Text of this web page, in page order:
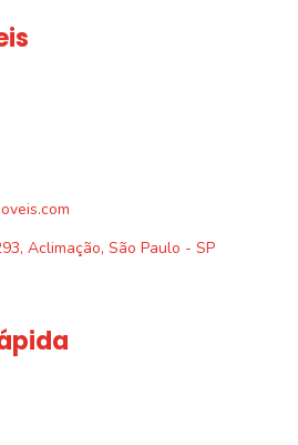
Aclimação, São Paulo - SP